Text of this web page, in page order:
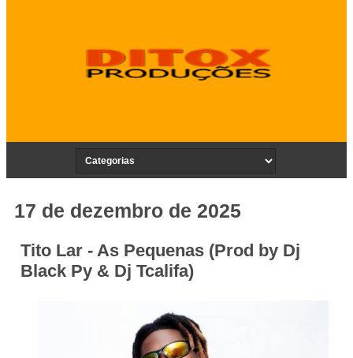
17 de dezembro de 2025
Tito Lar - As Pequenas (Prod by Dj
Black Py & Dj Tcalifa)